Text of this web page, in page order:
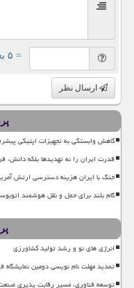
= ۵ بعلاوه ۵
ارسال نظر
کاهش وابستگی به تجهیزات اپتیکی
قدرت ایران را نه تهدیدها بلکه دانش،
جنگ با ایران هزینه دسترسی ارتش
گام بلند برای حمل و نقل هوشمند اتوبوسرانی
انرژی های نو و رشد تولید کشاورزی
تمدید مهلت نام نویسی دومین نمایشگاه فر ایران ۲
توسعه فناوری، مسیر رقابت پذیری